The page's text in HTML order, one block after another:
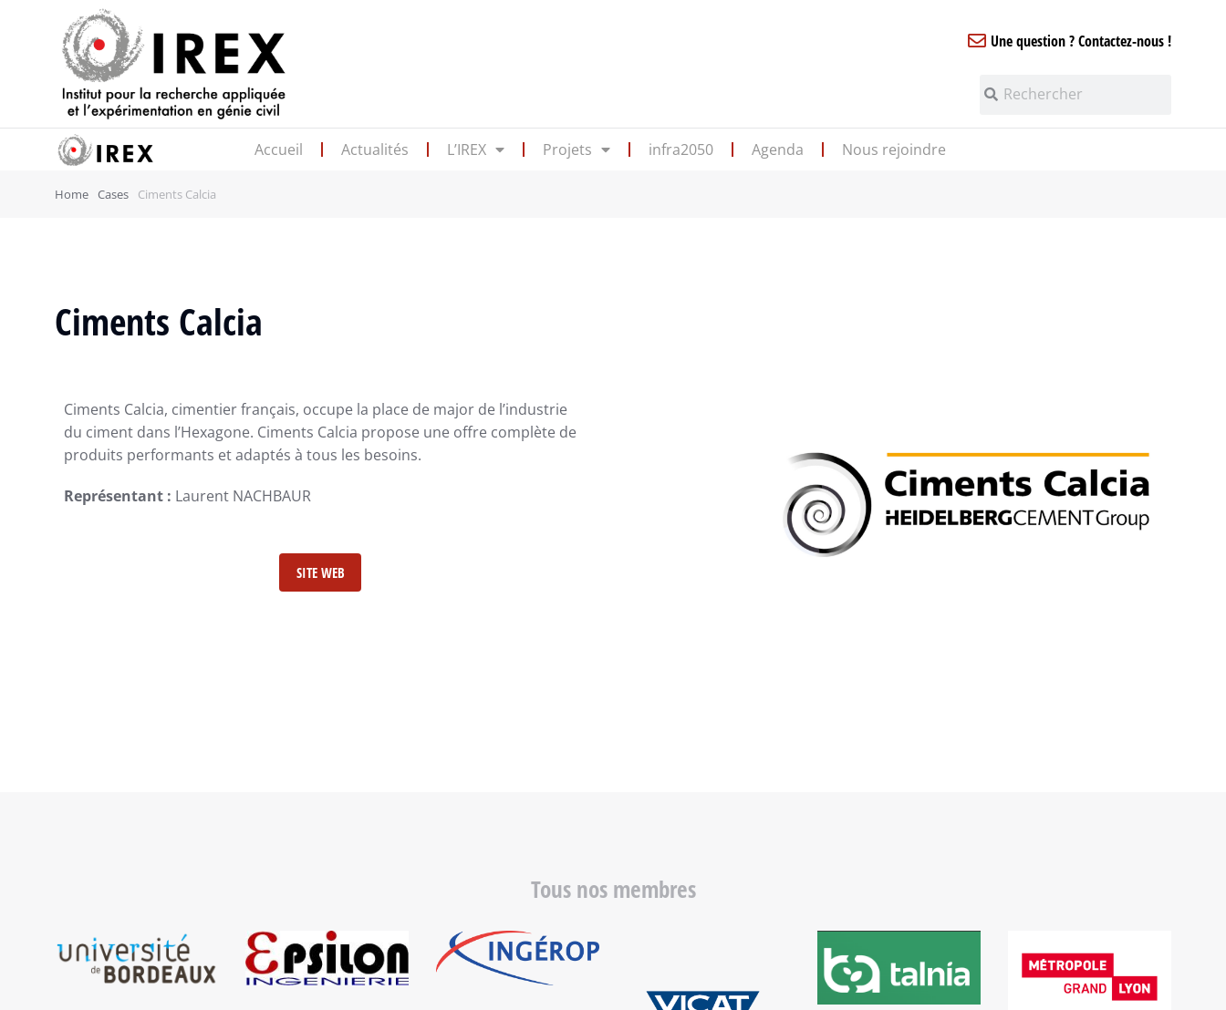
Une question ? Contactez-nous !
Accueil Actualités L’IREX Projets infra2050 Agenda Nous rejoindre
Home Cases Ciments Calcia
Ciments Calcia
Ciments Calcia, cimentier français, occupe la place de major de l’industrie
du ciment dans l’Hexagone. Ciments Calcia propose une offre complète de
produits performants et adaptés à tous les besoins.
Représentant : Laurent NACHBAUR
SITE WEB
Tous nos membres